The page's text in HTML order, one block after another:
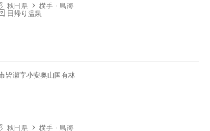
秋田県 横手・鳥海
日帰り温泉
皆瀬字小安奥山国有林
秋田県 横手・鳥海